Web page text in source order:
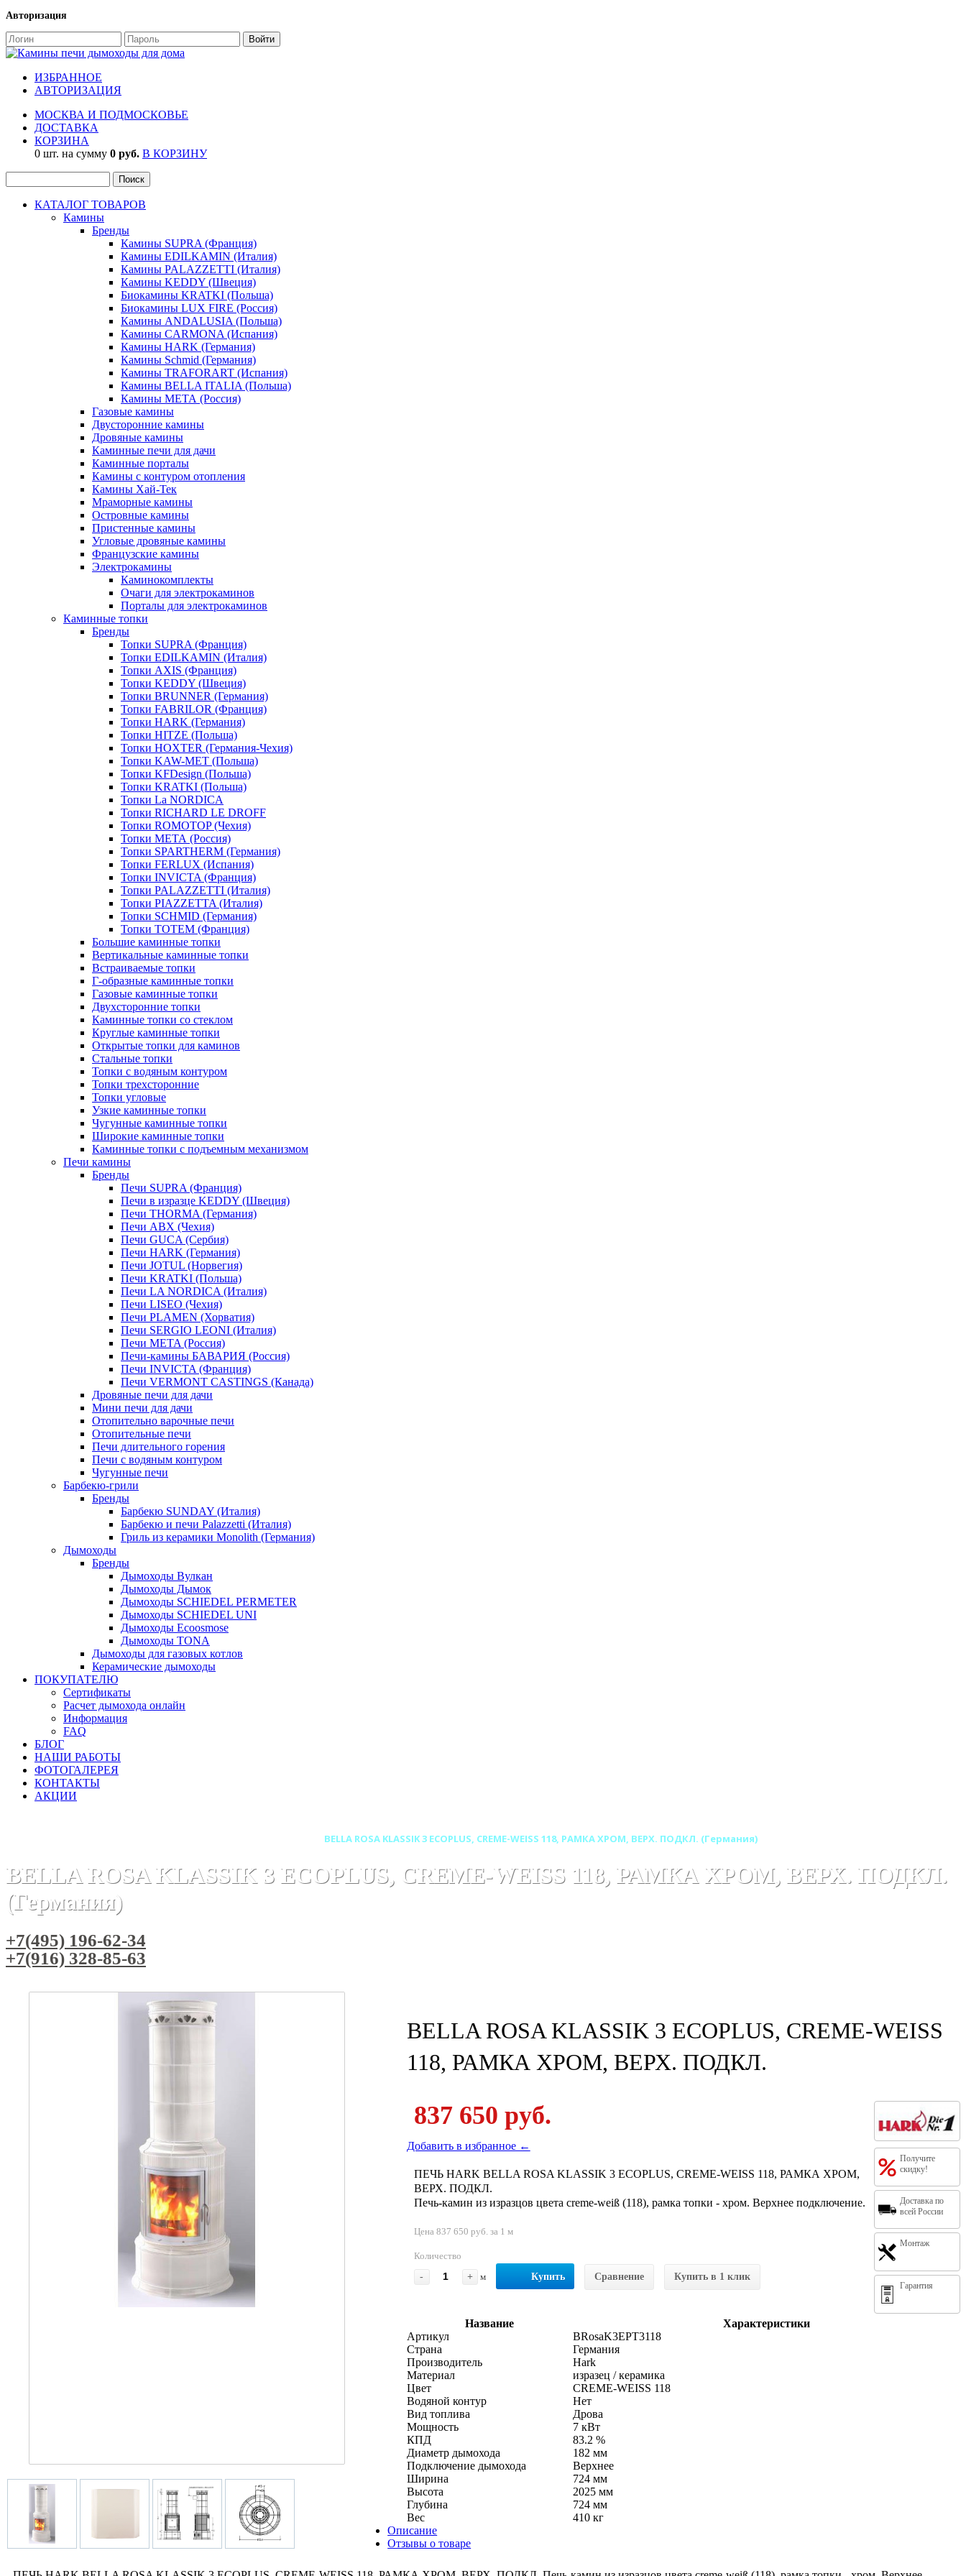
Авторизация
ИЗБРАННОЕ
АВТОРИЗАЦИЯ
МОСКВА И ПОДМОСКОВЬЕ
ДОСТАВКА
КОРЗИНА
0 шт. на сумму 0 руб. В КОРЗИНУ
КАТАЛОГ ТОВАРОВ
Камины
Бренды
Камины SUPRA (Франция)
Камины EDILKAMIN (Италия)
Камины PALAZZETTI (Италия)
Камины KEDDY (Швеция)
Биокамины KRATKI (Польша)
Биокамины LUX FIRE (Россия)
Камины ANDALUSIA (Польша)
Камины CARMONA (Испания)
Камины HARK (Германия)
Камины Schmid (Германия)
Камины TRAFORART (Испания)
Камины BELLA ITALIA (Польша)
Камины МЕТА (Россия)
Газовые камины
Двусторонние камины
Дровяные камины
Каминные печи для дачи
Каминные порталы
Камины с контуром отопления
Камины Хай-Тек
Мраморные камины
Островные камины
Пристенные камины
Угловые дровяные камины
Французские камины
Электрокамины
Каминокомплекты
Очаги для электрокаминов
Порталы для электрокаминов
Каминные топки
Бренды
Топки SUPRA (Франция)
Топки EDILKAMIN (Италия)
Топки AXIS (Франция)
Топки KEDDY (Швеция)
Топки BRUNNER (Германия)
Топки FABRILOR (Франция)
Топки HARK (Германия)
Топки HITZE (Польша)
Топки HOXTER (Германия-Чехия)
Топки KAW-MET (Польша)
Топки KFDesign (Польша)
Топки KRATKI (Польша)
Топки La NORDICA
Топки RICHARD LE DROFF
Топки ROMOTOP (Чехия)
Топки МЕТА (Россия)
Топки SPARTHERM (Германия)
Топки FERLUX (Испания)
Топки INVICTA (Франция)
Топки PALAZZETTI (Италия)
Топки PIAZZETTA (Италия)
Топки SCHMID (Германия)
Топки TOTEM (Франция)
Большие каминные топки
Вертикальные каминные топки
Встраиваемые топки
Г-образные каминные топки
Газовые каминные топки
Двухсторонние топки
Каминные топки со стеклом
Круглые каминные топки
Открытые топки для каминов
Стальные топки
Топки с водяным контуром
Топки трехсторонние
Топки угловые
Узкие каминные топки
Чугунные каминные топки
Широкие каминные топки
Каминные топки с подъемным механизмом
Печи камины
Бренды
Печи SUPRA (Франция)
Печи в изразце KEDDY (Швеция)
Печи THORMA (Германия)
Печи ABX (Чехия)
Печи GUCA (Сербия)
Печи HARK (Германия)
Печи JOTUL (Норвегия)
Печи KRATKI (Польша)
Печи LA NORDICA (Италия)
Печи LISEO (Чехия)
Печи PLAMEN (Хорватия)
Печи SERGIO LEONI (Италия)
Печи META (Россия)
Печи-камины БАВАРИЯ (Россия)
Печи INVICTA (Франция)
Печи VERMONT CASTINGS (Канада)
Дровяные печи для дачи
Мини печи для дачи
Отопительно варочные печи
Отопительные печи
Печи длительного горения
Печи с водяным контуром
Чугунные печи
Барбекю-грили
Бренды
Барбекю SUNDAY (Италия)
Барбекю и печи Palazzetti (Италия)
Гриль из керамики Monolith (Германия)
Дымоходы
Бренды
Дымоходы Вулкан
Дымоходы Дымок
Дымоходы SCHIEDEL PERMETER
Дымоходы SCHIEDEL UNI
Дымоходы Ecoosmose
Дымоходы TONA
Дымоходы для газовых котлов
Керамические дымоходы
ПОКУПАТЕЛЮ
Сертификаты
Расчет дымохода онлайн
Информация
FAQ
БЛОГ
НАШИ РАБОТЫ
ФОТОГАЛЕРЕЯ
КОНТАКТЫ
АКЦИИ
BELLA ROSA KLASSIK 3 ECOPLUS, CREME-WEISS 118, РАМКА ХРОМ, ВЕРХ. ПОДКЛ. (Германия)
BELLA ROSA KLASSIK 3 ECOPLUS, CREME-WEISS 118, РАМКА ХРОМ, ВЕРХ. ПОДКЛ.
(Германия)
+7(495) 196-62-34
+7(916) 328-85-63
BELLA ROSA KLASSIK 3 ECOPLUS, CREME-WEISS
118, РАМКА ХРОМ, ВЕРХ. ПОДКЛ.
Получите
скидку!
Доставка по
всей России
Монтаж
Гарантия
837 650 руб.
Добавить в избранное ←
ПЕЧЬ HARK BELLA ROSA KLASSIK 3 ECOPLUS, CREME-WEISS 118, РАМКА ХРОМ,
ВЕРХ. ПОДКЛ.
Печь-камин из изразцов цвета creme-weiß (118), рамка топки - хром. Верхнее подключение.
Цена 837 650 руб. за 1 м
Количество
-
+ м Купить Сравнение Купить в 1 клик
Название
Характеристики
Артикул
BRosaK3EPT3118
Страна
Германия
Производитель
Hark
Материал
изразец / керамика
Цвет
CREME-WEISS 118
Водяной контур
Нет
Вид топлива
Дрова
Мощность
7 кВт
КПД
83.2 %
Диаметр дымохода
182 мм
Подключение дымохода
Верхнее
Ширина
724 мм
Высота
2025 мм
Глубина
724 мм
Вес
410 кг
Описание
Отзывы о товаре